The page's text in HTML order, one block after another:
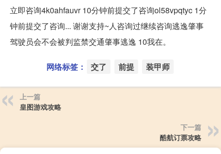
立即咨询4k0ahfauvr 10分钟前提交了咨询ol58vpqtyc 1分
钟前提交了咨询... 谢谢支持~人咨询过继续咨询逃逸肇事
驾驶员会不会被判监禁交通肇事逃逸 10我在。
网络标签： 交了 前提 装甲师
上一篇
皇图游戏攻略
下一篇
酷航订票攻略